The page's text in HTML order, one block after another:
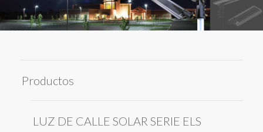
Productos
LUZ DE CALLE SOLAR SERIE ELS